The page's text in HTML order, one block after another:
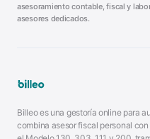
asesoramiento contable, fiscal y
asesores dedicados.
Billeo es una gestoría online para
combina asesor fiscal personal